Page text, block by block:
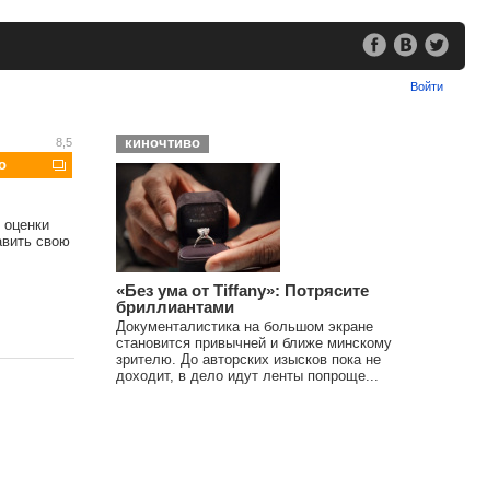
Войти
8,5
свою
киночтиво
«Без ума от Tiffany»: Потрясите
бриллиантами
Документалистика на большом экране
становится привычней и ближе минскому
зрителю. До авторских изысков пока не
доходит, в дело идут ленты попроще...